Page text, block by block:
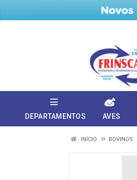
DEPARTAMENTOS AVES
INÍCIO BOVINOS